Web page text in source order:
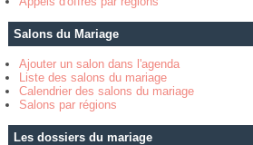
Salons du Mariage
Ajouter un salon dans l'agenda
Liste des salons du mariage
Calendrier des salons du mariage
Salons par régions
Les dossiers du mariage